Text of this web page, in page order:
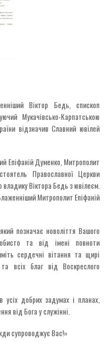
Віктор Бедь, єпископ
Мукачівсько-Карпатською
відзначив Славний ювілей
Епіфаній Думенко, Митрополит
Православної Церкви
Віктора Бедь з ювілеєм.
Митрополит Епіфаній
позначає новоліття Вашого
та від імені повноти
сердечні вітання та щирі
всіх благ від Воскреслого
добрих задумах і планах,
від Бога у служінні.
супроводжує Вас!»